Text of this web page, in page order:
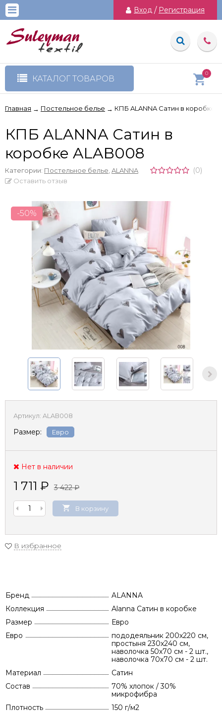
Вход / Регистрация
КАТАЛОГ ТОВАРОВ
0
Главная → Постельное белье → КПБ ALANNA Сатин в коробке
КПБ ALANNA Сатин в
коробке ALAB008
Категории: Постельное белье ALANNA (0)
Оставить отзыв
-50%
Артикул: ALAB008
Размер: Евро
Нет в наличии
1 711 ₽ 3 422₽
В корзину
В избранное
Бренд
ALANNA
Коллекция
Alanna Сатин в коробке
Размер
Евро
Евро
пододеяльник 200х220 см,
простыня 230х240 см,
наволочка 50х70 см - 2 шт.,
наволочка 70х70 см - 2 шт.
Материал
Сатин
Состав
70% хлопок / 30%
микрофибра
Плотность
150 г/м2